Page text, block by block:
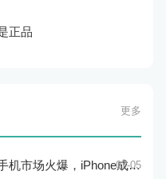
正品
更多
，iPhone成为最受欢迎的品牌07-05